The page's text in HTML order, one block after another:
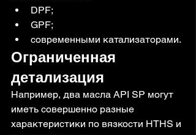
DPF;
GPF;
современными катализаторами.
Ограниченная
детализация
Например, два масла API SP могут
иметь совершенно разные
характеристики по вязкости HTHS и